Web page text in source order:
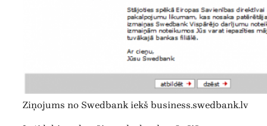
Ziņojums no Swedbank iekš business.swedbank.lv